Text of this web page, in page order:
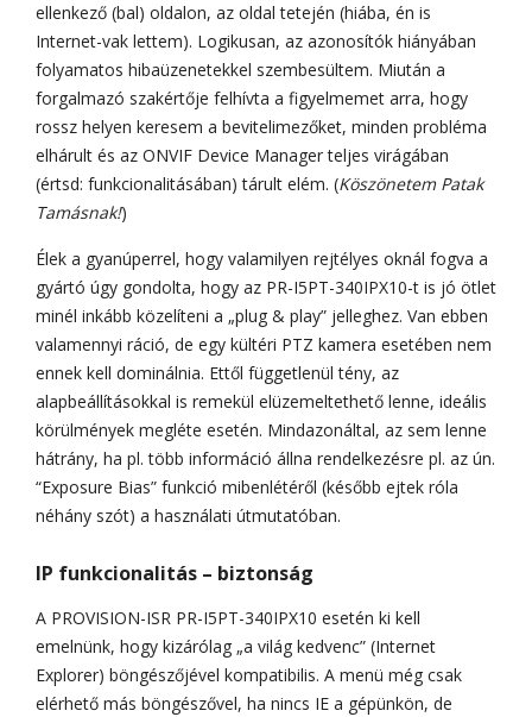
ellenkező (bal) oldalon, az oldal tetején (hiába, én is
Internet-vak lettem). Logikusan, az azonosítók hiányában
folyamatos hibaüzenetekkel szembesültem. Miután a
forgalmazó szakértője felhívta a figyelmemet arra, hogy
rossz helyen keresem a bevitelimezőket, minden probléma
elhárult és az ONVIF Device Manager teljes virágában
(értsd: funkcionalitásában) tárult elém. (Köszönetem Patak
Tamásnak!)
Élek a gyanúperrel, hogy valamilyen rejtélyes oknál fogva a
gyártó úgy gondolta, hogy az PR-I5PT-340IPX10-t is jó ötlet
minél inkább közelíteni a „plug & play” jelleghez. Van ebben
valamennyi ráció, de egy kültéri PTZ kamera esetében nem
ennek kell dominálnia. Ettől függetlenül tény, az
alapbeállításokkal is remekül elüzemeltethető lenne, ideális
körülmények megléte esetén. Mindazonáltal, az sem lenne
hátrány, ha pl. több információ állna rendelkezésre pl. az ún.
“Exposure Bias” funkció mibenlétéről (később ejtek róla
néhány szót) a használati útmutatóban.
IP funkcionalitás – biztonság
A PROVISION-ISR PR-I5PT-340IPX10 esetén ki kell
emelnünk, hogy kizárólag „a világ kedvenc” (Internet
Explorer) böngészőjével kompatibilis. A menü még csak
elérhető más böngészővel, ha nincs IE a gépünkön, de